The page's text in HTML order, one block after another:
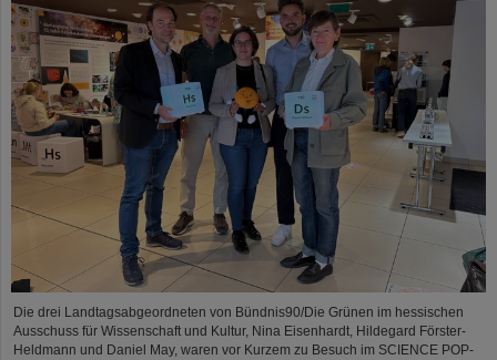
Die drei Landtagsabgeordneten von Bündnis90/Die Grünen im hessischen
Ausschuss für Wissenschaft und Kultur, Nina Eisenhardt, Hildegard Förster-
Heldmann und Daniel May, waren vor Kurzem zu Besuch im SCIENCE POP-